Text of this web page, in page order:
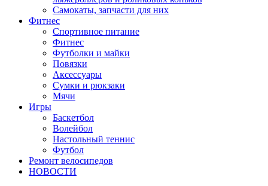
Самокаты, запчасти для них
Фитнес
Спортивное питание
Фитнес
Футболки и майки
Повязки
Аксессуары
Сумки и рюкзаки
Мячи
Игры
Баскетбол
Волейбол
Настольный теннис
Футбол
Ремонт велосипедов
НОВОСТИ